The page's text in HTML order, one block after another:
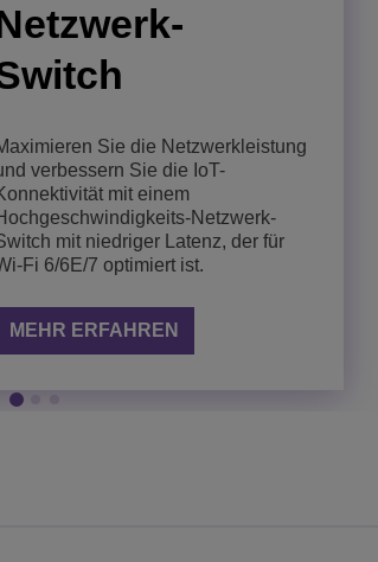
Sie die Netzwerkleistung
verbessern Sie die IoT-
mit einem
Netzwerk-
mit niedriger Latenz, der für
Fi 6/6E/7 optimiert ist.
MEHR ERFAHREN
Sie
mit
Wi-Fi 7-Access Point der
unübertroffene Leistung bietet.
MEHR ERFAHREN
Sie Konnektivität und
mit einem Wi-Fi 7-
Point der Einstiegsklasse für
MEHR ERFAHREN